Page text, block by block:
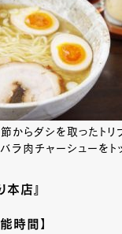
節からダシを取ったト
ラ肉チャーシューをト
本店』
時間】